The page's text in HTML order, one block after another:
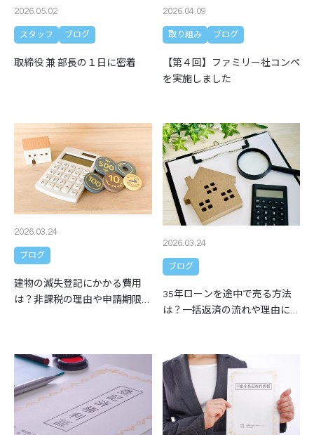
2026.05.02
スタッフ ブログ
取締役 兼 部長の１日に密着
2026.04.09
取り組み ブログ
【第４回】ファミリー社コンペ
を実施しました
2026.03.24
ブログ
建物の滅失登記にかかる費用
は？非課税の理由や申請期限も
2026.03.24
ブログ
35年ローンを途中で売る方法
は？一括返済の流れや理由につ